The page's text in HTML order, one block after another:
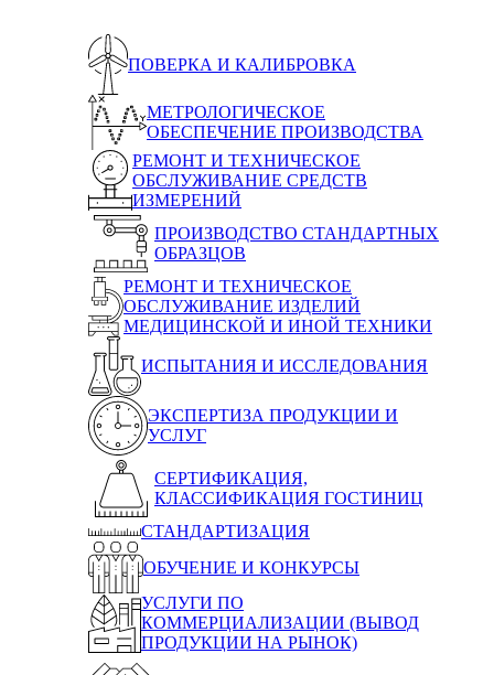
ПОВЕРКА И КАЛИБРОВКА
МЕТРОЛОГИЧЕСКОЕ
ОБЕСПЕЧЕНИЕ ПРОИЗВОДСТВА
РЕМОНТ И ТЕХНИЧЕСКОЕ
ОБСЛУЖИВАНИЕ СРЕДСТВ
ИЗМЕРЕНИЙ
ПРОИЗВОДСТВО СТАНДАРТНЫХ
ОБРАЗЦОВ
РЕМОНТ И ТЕХНИЧЕСКОЕ
ОБСЛУЖИВАНИЕ ИЗДЕЛИЙ
МЕДИЦИНСКОЙ И ИНОЙ ТЕХНИКИ
ИСПЫТАНИЯ И ИССЛЕДОВАНИЯ
ЭКСПЕРТИЗА ПРОДУКЦИИ И
УСЛУГ
СЕРТИФИКАЦИЯ,
КЛАССИФИКАЦИЯ ГОСТИНИЦ
СТАНДАРТИЗАЦИЯ
ОБУЧЕНИЕ И КОНКУРСЫ
УСЛУГИ ПО
КОММЕРЦИАЛИЗАЦИИ (ВЫВОД
ПРОДУКЦИИ НА РЫНОК)